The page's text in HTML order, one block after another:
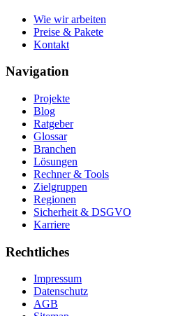
Wie wir arbeiten
Preise & Pakete
Kontakt
Navigation
Projekte
Blog
Ratgeber
Glossar
Branchen
Lösungen
Rechner & Tools
Zielgruppen
Regionen
Sicherheit & DSGVO
Karriere
Rechtliches
Impressum
Datenschutz
AGB